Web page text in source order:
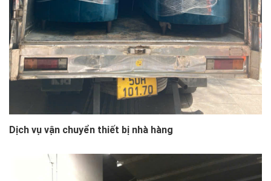
Dịch vụ vận chuyển thiết bị nhà hàng